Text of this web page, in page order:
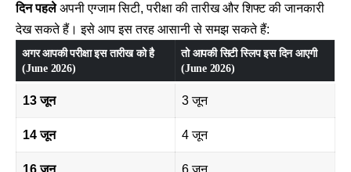
दिन पहलेअपनी एग्जाम सिटी, परीक्षा की तारीख और शिफ्ट की जानकारी
देख सकते हैं। इसे आप इस तरह आसानी से समझ सकते हैं:
अगर आपकी परीक्षा इस तारीख को है
(June 2026)
तो आपकी सिटी स्लिप इस दिन आएगी
(June 2026)
13 जून 3 जून
14 जून 4 जून
16 जून 6 जून